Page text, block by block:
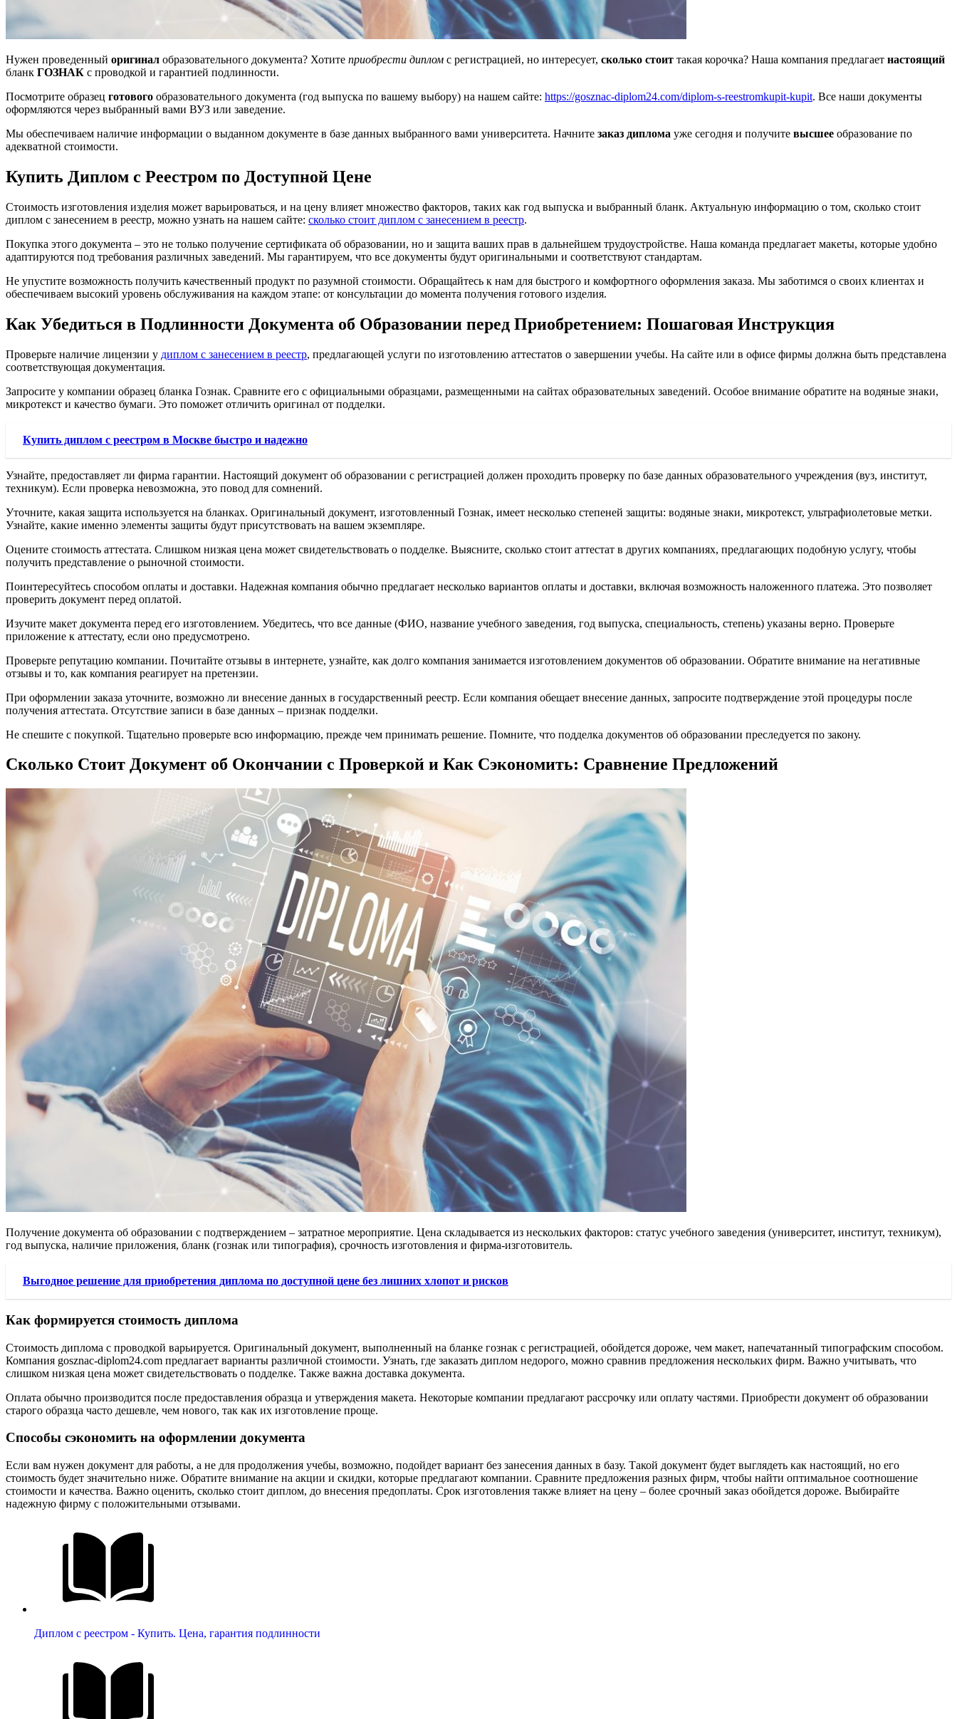
Нужен проведенный оригинал образовательного документа? Хотите приобрести диплом с регистрацией, но интересует, сколько стоит такая корочка? Наша компания предлагает настоящий
бланк ГОЗНАК с проводкой и гарантией подлинности.
Посмотрите образец готового образовательного документа (год выпуска по вашему выбору) на нашем сайте: https://gosznac-diplom24.com/diplom-s-reestromkupit-kupit. Все наши документы
оформляются через выбранный вами ВУЗ или заведение.
Мы обеспечиваем наличие информации о выданном документе в базе данных выбранного вами университета. Начните заказ диплома уже сегодня и получите высшее образование по
адекватной стоимости.
Купить Диплом с Реестром по Доступной Цене
Стоимость изготовления изделия может варьироваться, и на цену влияет множество факторов, таких как год выпуска и выбранный бланк. Актуальную информацию о том, сколько стоит
диплом с занесением в реестр, можно узнать на нашем сайте: сколько стоит диплом с занесением в реестр.
Покупка этого документа – это не только получение сертификата об образовании, но и защита ваших прав в дальнейшем трудоустройстве. Наша команда предлагает макеты, которые удобно
адаптируются под требования различных заведений. Мы гарантируем, что все документы будут оригинальными и соответствуют стандартам.
Не упустите возможность получить качественный продукт по разумной стоимости. Обращайтесь к нам для быстрого и комфортного оформления заказа. Мы заботимся о своих клиентах и
обеспечиваем высокий уровень обслуживания на каждом этапе: от консультации до момента получения готового изделия.
Как Убедиться в Подлинности Документа об Образовании перед Приобретением: Пошаговая Инструкция
Проверьте наличие лицензии у диплом с занесением в реестр, предлагающей услуги по изготовлению аттестатов о завершении учебы. На сайте или в офисе фирмы должна быть представлена
соответствующая документация.
Запросите у компании образец бланка Гознак. Сравните его с официальными образцами, размещенными на сайтах образовательных заведений. Особое внимание обратите на водяные знаки,
микротекст и качество бумаги. Это поможет отличить оригинал от подделки.
Купить диплом с реестром в Москве быстро и надежно
Узнайте, предоставляет ли фирма гарантии. Настоящий документ об образовании с регистрацией должен проходить проверку по базе данных образовательного учреждения (вуз, институт,
техникум). Если проверка невозможна, это повод для сомнений.
Уточните, какая защита используется на бланках. Оригинальный документ, изготовленный Гознак, имеет несколько степеней защиты: водяные знаки, микротекст, ультрафиолетовые метки.
Узнайте, какие именно элементы защиты будут присутствовать на вашем экземпляре.
Оцените стоимость аттестата. Слишком низкая цена может свидетельствовать о подделке. Выясните, сколько стоит аттестат в других компаниях, предлагающих подобную услугу, чтобы
получить представление о рыночной стоимости.
Поинтересуйтесь способом оплаты и доставки. Надежная компания обычно предлагает несколько вариантов оплаты и доставки, включая возможность наложенного платежа. Это позволяет
проверить документ перед оплатой.
Изучите макет документа перед его изготовлением. Убедитесь, что все данные (ФИО, название учебного заведения, год выпуска, специальность, степень) указаны верно. Проверьте
приложение к аттестату, если оно предусмотрено.
Проверьте репутацию компании. Почитайте отзывы в интернете, узнайте, как долго компания занимается изготовлением документов об образовании. Обратите внимание на негативные
отзывы и то, как компания реагирует на претензии.
При оформлении заказа уточните, возможно ли внесение данных в государственный реестр. Если компания обещает внесение данных, запросите подтверждение этой процедуры после
получения аттестата. Отсутствие записи в базе данных – признак подделки.
Не спешите с покупкой. Тщательно проверьте всю информацию, прежде чем принимать решение. Помните, что подделка документов об образовании преследуется по закону.
Сколько Стоит Документ об Окончании с Проверкой и Как Сэкономить: Сравнение Предложений
Получение документа об образовании с подтверждением – затратное мероприятие. Цена складывается из нескольких факторов: статус учебного заведения (университет, институт, техникум),
год выпуска, наличие приложения, бланк (гознак или типография), срочность изготовления и фирма-изготовитель.
Выгодное решение для приобретения диплома по доступной цене без лишних хлопот и рисков
Как формируется стоимость диплома
Стоимость диплома с проводкой варьируется. Оригинальный документ, выполненный на бланке гознак с регистрацией, обойдется дороже, чем макет, напечатанный типографским способом.
Компания gosznac-diplom24.com предлагает варианты различной стоимости. Узнать, где заказать диплом недорого, можно сравнив предложения нескольких фирм. Важно учитывать, что
слишком низкая цена может свидетельствовать о подделке. Также важна доставка документа.
Оплата обычно производится после предоставления образца и утверждения макета. Некоторые компании предлагают рассрочку или оплату частями. Приобрести документ об образовании
старого образца часто дешевле, чем нового, так как их изготовление проще.
Способы сэкономить на оформлении документа
Если вам нужен документ для работы, а не для продолжения учебы, возможно, подойдет вариант без занесения данных в базу. Такой документ будет выглядеть как настоящий, но его
стоимость будет значительно ниже. Обратите внимание на акции и скидки, которые предлагают компании. Сравните предложения разных фирм, чтобы найти оптимальное соотношение
стоимости и качества. Важно оценить, сколько стоит диплом, до внесения предоплаты. Срок изготовления также влияет на цену – более срочный заказ обойдется дороже. Выбирайте
надежную фирму с положительными отзывами.
Диплом с реестром - Купить. Цена, гарантия подлинности